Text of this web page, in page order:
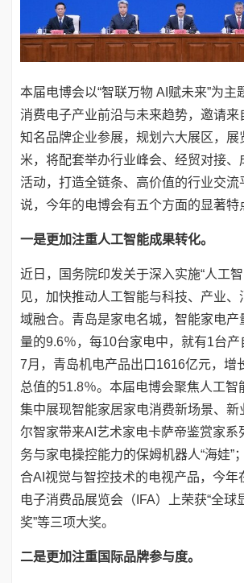
本届电博会以“智联万物 AI赋未来”为主
消费电子产业前沿与未来趋势，邀请来
知名品牌企业参展，规划六大展区，展
米，将配套举办行业峰会、经贸对接、
活动，打造全链条、高价值的行业交流
说，今年的电博会有五个方面的显著特
一是更加注重人工智能成果转化。
近日，国务院印发关于深入实施“人工
见，加快推动人工智能与科技、产业、
域融合。青岛是家电名城，智能家电产
量的9.6％，每10台家电中，就有1台产
7月，青岛机电产品出口1616亿元，增
总值的51.8％。本届电博会聚焦人工智
集中展现智能家居家电消费新场景、新
尔智家带来AI艺术家电卡萨帝鉴赏家系
务与家电操控能力的保姆机器人“海娃”
合AI视觉与智控技术的电视产品，今年
电子消费品展览会（IFA）上荣获“全球
奖”等三项大奖。
二是更加注重国际品牌参与度。